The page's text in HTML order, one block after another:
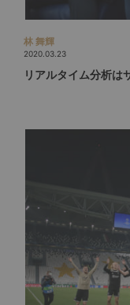
林 舞輝
2020.03.23
リアルタイム分析は